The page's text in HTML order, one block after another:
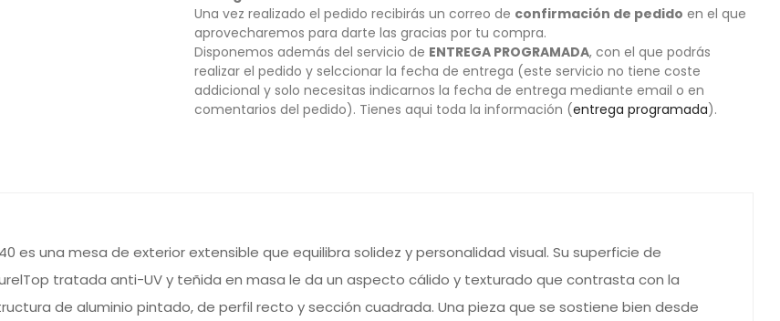
Una vez realizado el pedido recibirás un correo de confirmación de pedido en el que
aprovecharemos para darte las gracias por tu compra.
Disponemos además del servicio de ENTREGA PROGRAMADA, con el que podrás
realizar el pedido y selccionar la fecha de entrega (este servicio no tiene coste
addicional y solo necesitas indicarnos la fecha de entrega mediante email o en
comentarios del pedido). Tienes aqui toda la información (entrega programada).
es una mesa de exterior extensible que equilibra solidez y personalidad visual. Su superficie de
tratada anti-UV y teñida en masa le da un aspecto cálido y texturado que contrasta con la
de aluminio pintado, de perfil recto y sección cuadrada. Una pieza que se sostiene bien desde